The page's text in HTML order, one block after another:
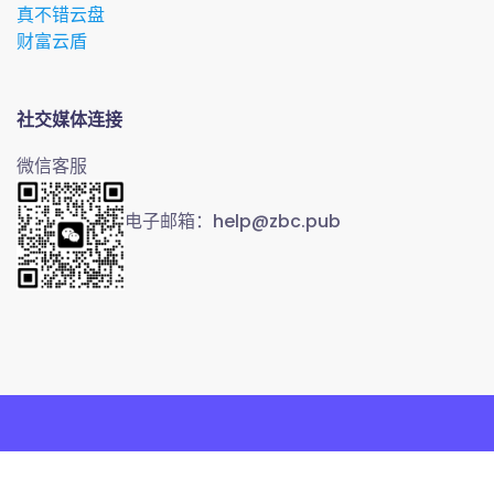
真不错云盘
财富云盾
社交媒体连接
微信客服
电子邮箱：help@zbc.pub